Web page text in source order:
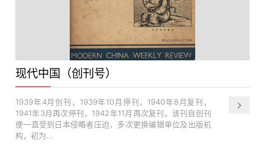
现代中国（创刊号）
1939年4月创刊，1939年10月停刊，1940年8月复刊，
1941年3月再次停刊，1942年11月再次复刊。该刊自创刊
便一直受到日本侵略者压迫，多次更换编辑单位及出版机
构，初为...